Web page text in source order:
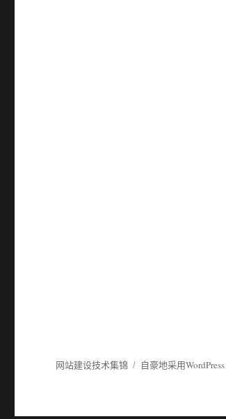
网站建设技术集锦 自豪地采用WordPress